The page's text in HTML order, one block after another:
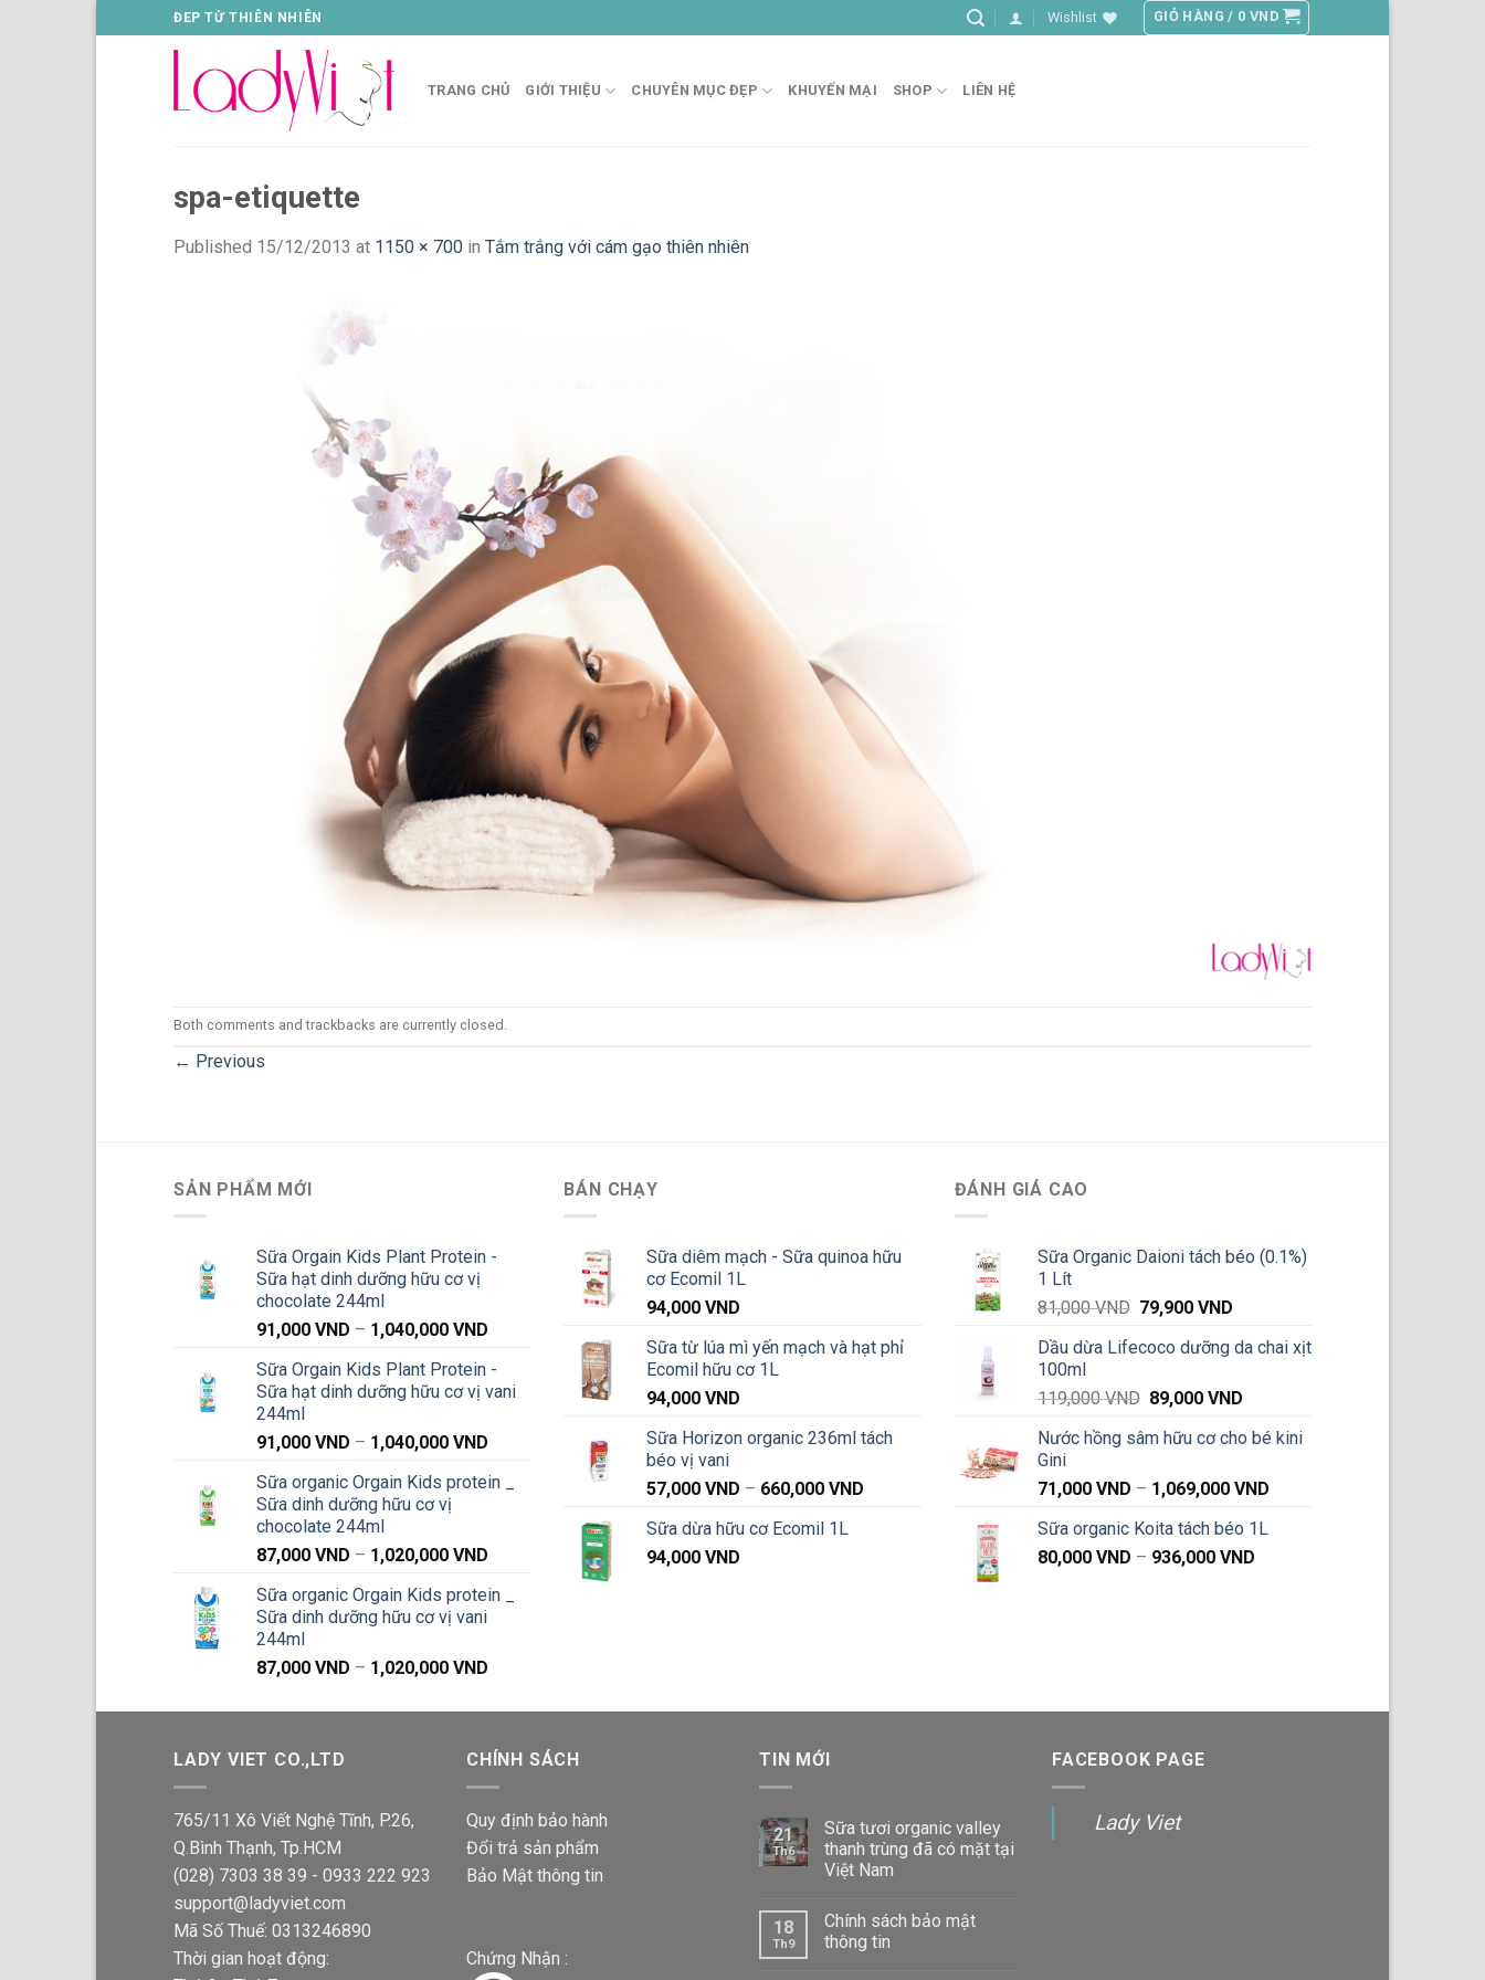
to
ĐEP TỪ THIÊN NHIÊN Wishlist GIỎ HÀNG / 0 VND
TRANG CHỦ GIỚI THIỆU CHUYÊN MỤC ĐẸP KHUYẾN MẠI SHOP LIÊN HỆ
spa-etiquette
Published 15/12/2013 at 1150 × 700 in Tắm trắng với cám gạo thiên nhiên
Both comments and trackbacks are currently closed.
← Previous
SẢN PHẨM MỚI
Sữa Orgain Kids Plant Protein -
Sữa hạt dinh dưỡng hữu cơ vị
chocolate 244ml
91,000 VND – 1,040,000 VND
từ
91,000 VND
1,040,000 VND
Sữa Orgain Kids Plant Protein -
Sữa hạt dinh dưỡng hữu cơ vị vani
244ml
91,000 VND – 1,040,000 VND
từ
1,040,000 VND
Sữa organic Orgain Kids protein _
Sữa dinh dưỡng hữu cơ vị
chocolate 244ml
87,000 VND – 1,020,000 VND
từ
Sữa organic Orgain Kids protein _
Sữa dinh dưỡng hữu cơ vị vani
244ml
87,000 VND – 1,020,000 VND
từ
đến
1,020,000 VND
BÁN CHẠY
Sữa diêm mạch - Sữa quinoa hữu
cơ Ecomil 1L
94,000VND
Sữa từ lúa mì yến mạch và hạt phỉ
Ecomil hữu cơ 1L
94,000VND
Sữa Horizon organic 236ml tách
béo vị vani
57,000VND – 660,000VND
Sữa dừa hữu cơ Ecomil 1L
94,000VND
ĐÁNH GIÁ CAO
Sữa Organic Daioni tách béo (0.1%)
1 Lít
81,000VND Giá
là:
79,900VND
tại
79,900 VND.
Dầu dừa Lifecoco dưỡng da chai xịt
100ml
119,000VND Giá
là:
89,000VND
tại
89,000 VND.
Nước hồng sâm hữu cơ cho bé kini
Gini
71,000 VND – 1,069,000 VNDKhoảng
từ
Sữa organic Koita tách béo 1L
80,000 VND – 936,000 VNDKhoảng
LADY VIET CO.,LTD
765/11 Xô Viết Nghệ Tĩnh, P.26,
Q.Bình Thạnh, Tp.HCM
(028) 7303 38 39 - 0933 222 923
support@ladyviet.com
Mã Số Thuế: 0313246890
Thời gian hoạt động:
CHÍNH SÁCH
Quy định bảo hành
Đổi trả sản phẩm
Bảo Mật thông tin
Chứng Nhận :
TIN MỚI
21
Th6
Sữa tươi organic valley
thanh trùng đã có mặt tại
Việt Nam
18
Th9
Chính sách bảo mật
thông tin
FACEBOOK PAGE
Lady Viet